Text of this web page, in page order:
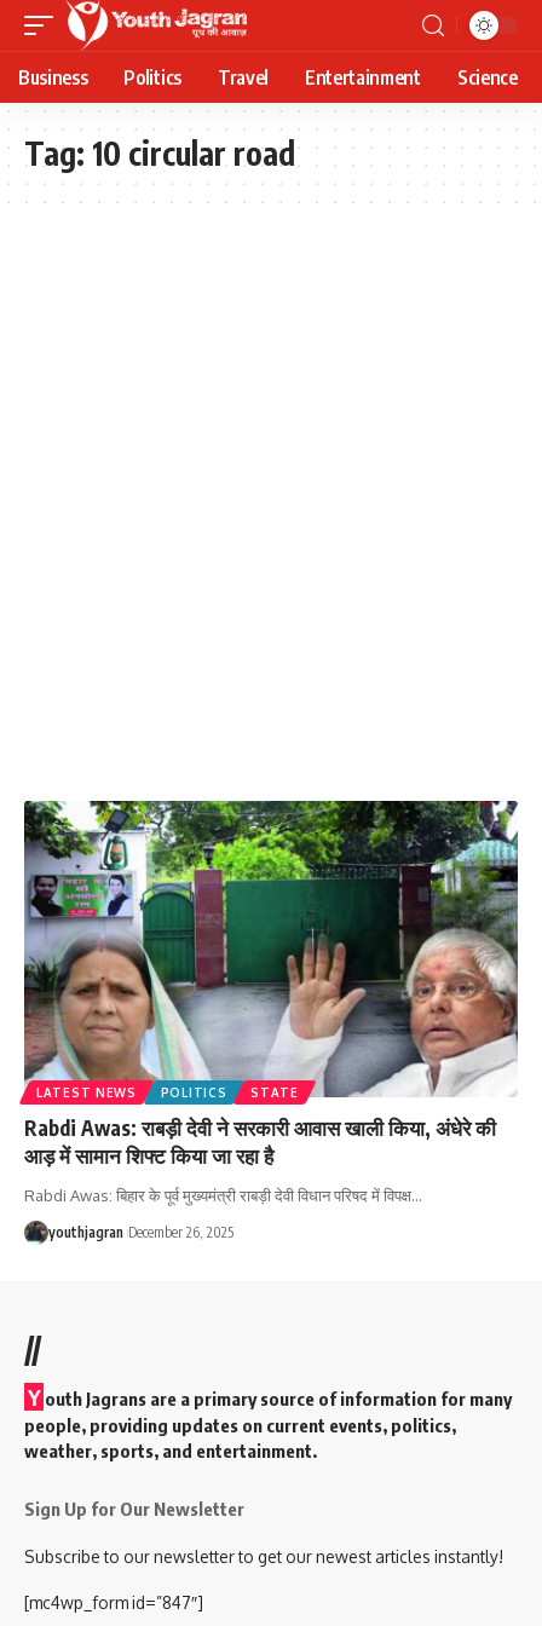
Business Politics Travel Entertainment Science
Tag: 10 circular road
LATEST NEWS POLITICS STATE
Rabdi Awas: राबड़ी देवी ने सरकारी आवास खाली किया, अंधेरे की
आड़ में सामान शिफ्ट किया जा रहा है
Rabdi Awas: बिहार के पूर्व मुख्यमंत्री राबड़ी देवी विधान परिषद में विपक्ष…
youthjagran December 26, 2025
//
Y outh Jagrans are a primary source of information for many
people, providing updates on current events, politics,
weather, sports, and entertainment.
Sign Up for Our Newsletter
Subscribe to our newsletter to get our newest articles instantly!
[mc4wp_form id=”847″]